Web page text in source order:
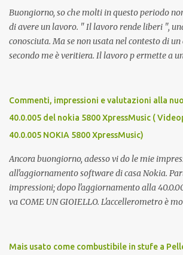
Buongiorno, so che molti in questo periodo
di avere un lavoro. " Il lavoro rende liberi ",
conosciuta. Ma se non usata nel contesto di
secondo me è veritiera. Il lavoro p ermette a
libertà. Mi auguro dunque questo elenco
Buona fortuna a tutti e buona giornata, Luca
CercoLavoro.com Motore Lavoro Subito.it
LAVORO) Info Jobs
Commenti, impressioni e valutazioni alla
40.0.005 del nokia 5800 XpressMusic (
40.0.005 NOKIA 5800 XpressMusic)
Ancora buongiorno, adesso vi do le mie
all'aggiornamento software di casa Nokia.
impressioni; dopo l'aggiornamento alla
va COME UN GIOIELLO. L'accellerometro è
possono aggiungere più foto di persone e
Mais usato come combustibile in stufe a